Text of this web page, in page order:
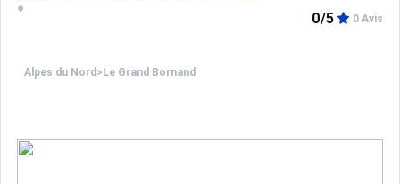
Alpes du Nord > Le Grand Bornand
0/5 0 Avis